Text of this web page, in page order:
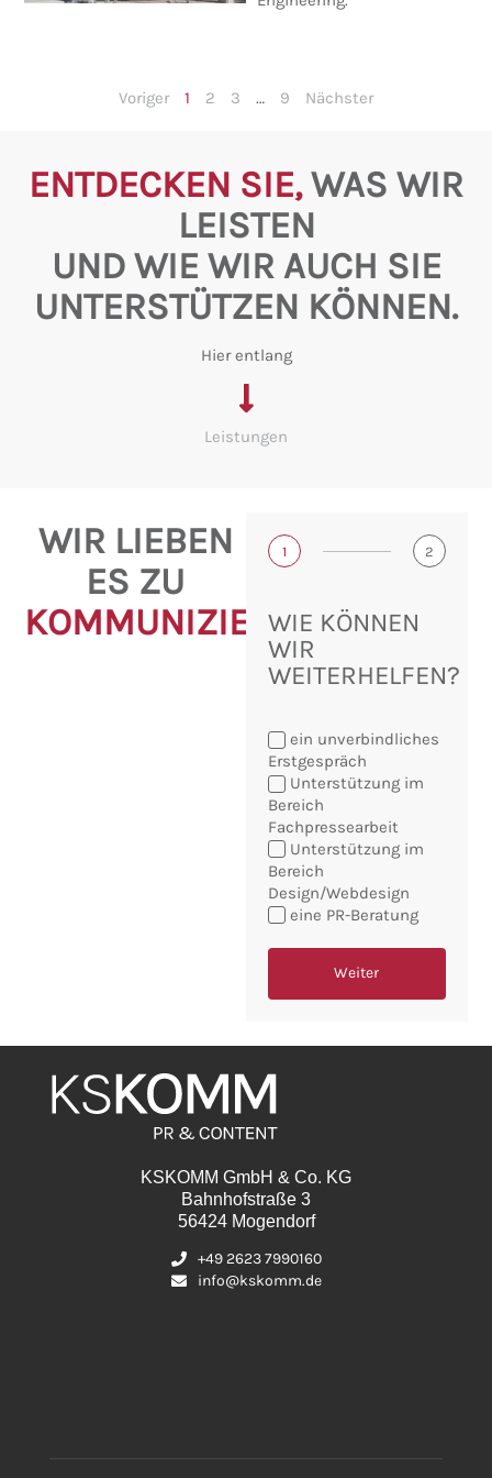
Voriger 1 2 3 … 9 Nächster
ENTDECKEN SIE,WAS WIR
LEISTEN
UND WIE WIR AUCH SIE
UNTERSTÜTZEN KÖNNEN.
Hier entlang
Leistungen
WIR LIEBEN
ES ZU
KOMMUNIZIEREN!
1 2
WIE KÖNNEN
WIR
WEITERHELFEN?
Sie
möchten:
ein unverbindliches
Erstgespräch
Unterstützung im
Bereich
Fachpressearbeit
Unterstützung im
Bereich
Design/Webdesign
eine PR-Beratung
Weiter
KSKOMM GmbH & Co. KG
Bahnhofstraße 3
56424 Mogendorf
+49 2623 7990160
info@kskomm.de